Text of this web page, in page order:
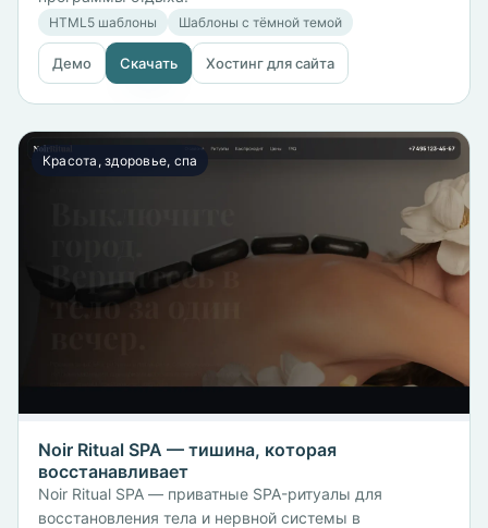
HTML5 шаблоны Шаблоны с тёмной темой
Демо Скачать Хостинг для сайта
Красота, здоровье, спа
Noir Ritual SPA — тишина, которая
восстанавливает
Noir Ritual SPA — приватные SPA-ритуалы для
восстановления тела и нервной системы в